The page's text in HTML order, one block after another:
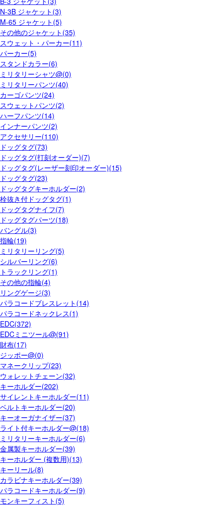
N-3B ジャケット(3)
M-65 ジャケット(5)
その他のジャケット(35)
スウェット・パーカー(11)
パーカー(5)
スタンドカラー(6)
ミリタリーシャツ@(0)
ミリタリーパンツ(40)
カーゴパンツ(24)
スウェットパンツ(2)
ハーフパンツ(14)
インナーパンツ(2)
アクセサリー(110)
ドッグタグ(73)
ドッグタグ(打刻オーダー)(7)
ドッグタグ(レーザー刻印オーダー)(15)
ドッグタグ(23)
ドッグタグキーホルダー(2)
栓抜き付ドッグタグ(1)
ドッグタグナイフ(7)
ドッグタグパーツ(18)
バングル(3)
指輪(19)
ミリタリーリング(5)
シルバーリング(6)
トラックリング(1)
その他の指輪(4)
リングゲージ(3)
パラコードブレスレット(14)
パラコードネックレス(1)
EDC(372)
EDCミニツール@(91)
財布(17)
ジッポー@(0)
マネークリップ(23)
ウォレットチェーン(32)
キーホルダー(202)
サイレントキーホルダー(11)
ベルトキーホルダー(20)
キーオーガナイザー(37)
ライト付キーホルダー@(18)
ミリタリーキーホルダー(6)
金属製キーホルダー(39)
キーホルダー (複数用)(13)
キーリール(8)
カラビナキーホルダー(39)
パラコードキーホルダー(9)
モンキーフィスト(5)